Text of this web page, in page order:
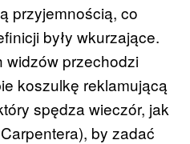
przyjemnością, co
były wkurzające.
widzów przechodzi
koszulkę reklamującą
spędza wieczór, jak
Carpentera), by zadać